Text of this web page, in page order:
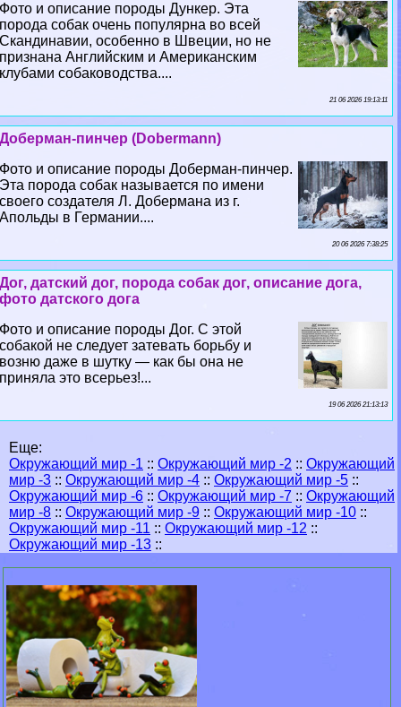
Фото и описание породы Дункер. Эта
порода собак очень популярна во всей
Скандинавии, особенно в Швеции, но не
признана Английским и Американским
клубами собаководства....
21 06 2026 19:13:11
Доберман-пинчер (Dobermann)
Фото и описание породы Доберман-пинчер.
Эта порода собак называется по имени
своего создателя Л. Добермана из г.
Апольды в Германии....
20 06 2026 7:38:25
Дог, датский дог, порода собак дог, описание дога,
фото датского дога
Фото и описание породы Дог. С этой
собакой не следует затевать борьбу и
возню даже в шутку — как бы она не
приняла это всерьез!...
19 06 2026 21:13:13
Еще:
Окружающий мир -1 :: Окружающий мир -2 :: Окружающий
мир -3 :: Окружающий мир -4 :: Окружающий мир -5 ::
Окружающий мир -6 :: Окружающий мир -7 :: Окружающий
мир -8 :: Окружающий мир -9 :: Окружающий мир -10 ::
Окружающий мир -11 :: Окружающий мир -12 ::
Окружающий мир -13 ::